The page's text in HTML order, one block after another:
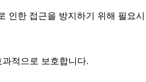
인한 접근을 방지하기 위해 필요
적으로 보호합니다.